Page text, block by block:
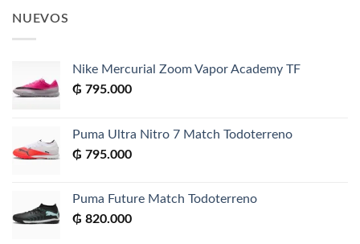
NUEVOS
Nike Mercurial Zoom Vapor Academy TF
₲ 795.000
Puma Ultra Nitro 7 Match Todoterreno
₲ 795.000
Puma Future Match Todoterreno
₲ 820.000